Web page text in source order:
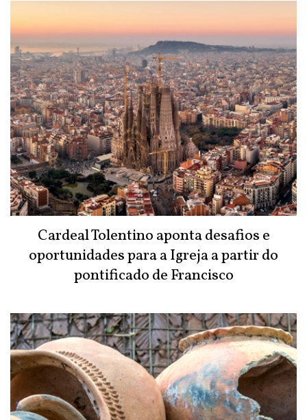
Cardeal Tolentino aponta desafios e
oportunidades para a Igreja a partir do
pontificado de Francisco